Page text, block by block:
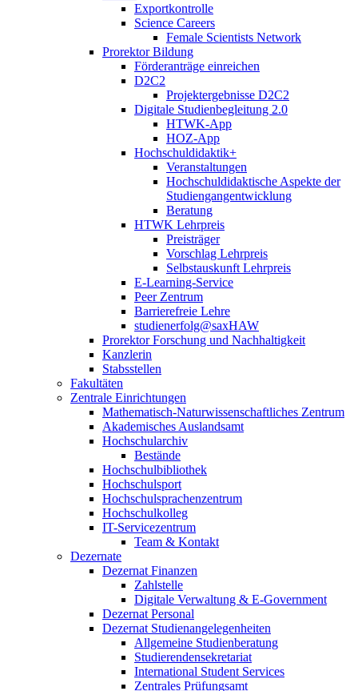
Exportkontrolle
Science Careers
Female Scientists Network
Prorektor Bildung
Förderanträge einreichen
D2C2
Projektergebnisse D2C2
Digitale Studienbegleitung 2.0
HTWK-App
HOZ-App
Hochschuldidaktik+
Veranstaltungen
Hochschuldidaktische Aspekte der
Studiengangentwicklung
Beratung
HTWK Lehrpreis
Preisträger
Vorschlag Lehrpreis
Selbstauskunft Lehrpreis
E-Learning-Service
Peer Zentrum
Barrierefreie Lehre
studienerfolg@saxHAW
Prorektor Forschung und Nachhaltigkeit
Kanzlerin
Stabsstellen
Fakultäten
Zentrale Einrichtungen
Mathematisch-Naturwissenschaftliches Zentrum
Akademisches Auslandsamt
Hochschularchiv
Bestände
Hochschulbibliothek
Hochschulsport
Hochschulsprachenzentrum
Hochschulkolleg
IT-Servicezentrum
Team & Kontakt
Dezernate
Dezernat Finanzen
Zahlstelle
Digitale Verwaltung & E-Government
Dezernat Personal
Dezernat Studienangelegenheiten
Allgemeine Studienberatung
Studierendensekretariat
International Student Services
Zentrales Prüfungsamt